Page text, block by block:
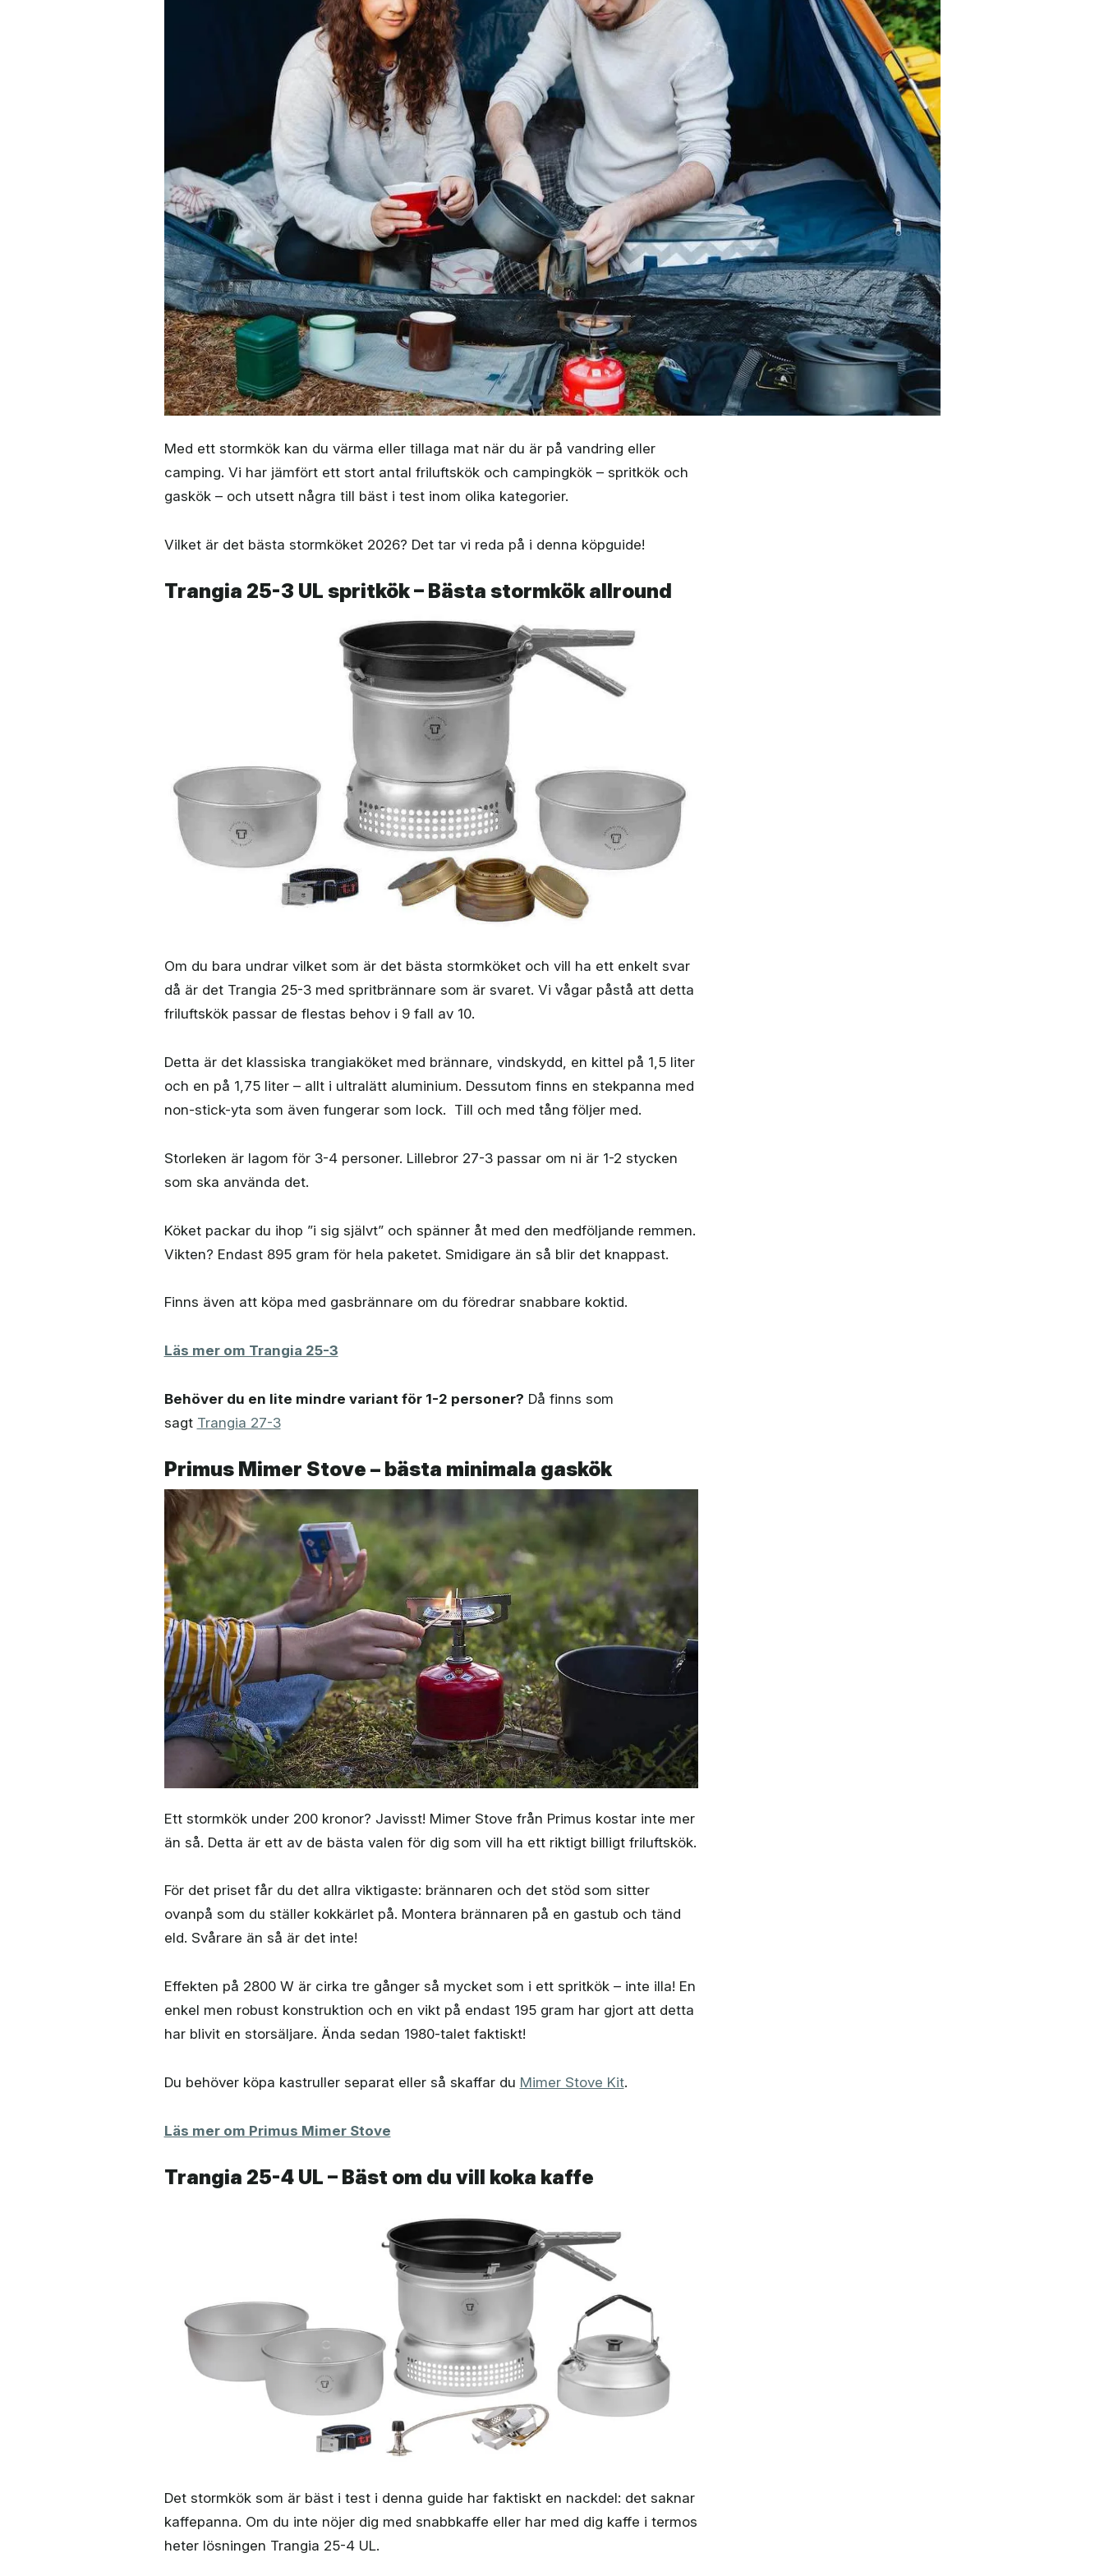
Med ett stormkök kan du värma eller tillaga mat när du är på vandring eller
camping. Vi har jämfört ett stort antal friluftskök och campingkök – spritkök och
gaskök – och utsett några till bäst i test inom olika kategorier.
Vilket är det bästa stormköket 2026? Det tar vi reda på i denna köpguide!
Trangia 25-3 UL spritkök – Bästa stormkök allround
Om du bara undrar vilket som är det bästa stormköket och vill ha ett enkelt svar
då är det Trangia 25-3 med spritbrännare som är svaret. Vi vågar påstå att detta
friluftskök passar de flestas behov i 9 fall av 10.
Detta är det klassiska trangiaköket med brännare, vindskydd, en kittel på 1,5 liter
och en på 1,75 liter – allt i ultralätt aluminium. Dessutom finns en stekpanna med
non-stick-yta som även fungerar som lock. Till och med tång följer med.
Storleken är lagom för 3-4 personer. Lillebror 27-3 passar om ni är 1-2 stycken
som ska använda det.
Köket packar du ihop ”i sig självt” och spänner åt med den medföljande remmen.
Vikten? Endast 895 gram för hela paketet. Smidigare än så blir det knappast.
Finns även att köpa med gasbrännare om du föredrar snabbare koktid.
Läs mer om Trangia 25-3
Behöver du en lite mindre variant för 1-2 personer? Då finns som
sagt Trangia 27-3
Primus Mimer Stove – bästa minimala gaskök
Ett stormkök under 200 kronor? Javisst! Mimer Stove från Primus kostar inte mer
än så. Detta är ett av de bästa valen för dig som vill ha ett riktigt billigt friluftskök.
För det priset får du det allra viktigaste: brännaren och det stöd som sitter
ovanpå som du ställer kokkärlet på. Montera brännaren på en gastub och tänd
eld. Svårare än så är det inte!
Effekten på 2800 W är cirka tre gånger så mycket som i ett spritkök – inte illa! En
enkel men robust konstruktion och en vikt på endast 195 gram har gjort att detta
har blivit en storsäljare. Ända sedan 1980-talet faktiskt!
Du behöver köpa kastruller separat eller så skaffar du Mimer Stove Kit.
Läs mer om Primus Mimer Stove
Trangia 25-4 UL – Bäst om du vill koka kaffe
Det stormkök som är bäst i test i denna guide har faktiskt en nackdel: det saknar
kaffepanna. Om du inte nöjer dig med snabbkaffe eller har med dig kaffe i termos
heter lösningen Trangia 25-4 UL.